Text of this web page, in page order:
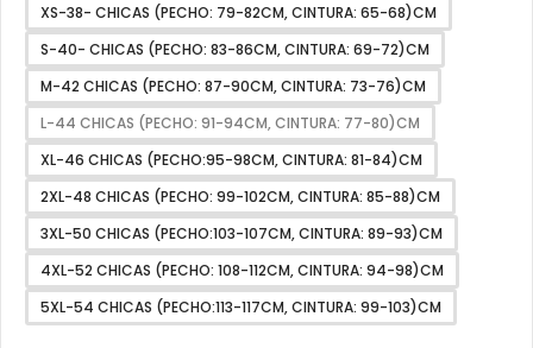
XS-38- CHICAS (PECHO: 79-82CM, CINTURA: 65-68)CM
S-40- CHICAS (PECHO: 83-86CM, CINTURA: 69-72)CM
M-42 CHICAS (PECHO: 87-90CM, CINTURA: 73-76)CM
L-44 CHICAS (PECHO: 91-94CM, CINTURA: 77-80)CM
XL-46 CHICAS (PECHO:95-98CM, CINTURA: 81-84)CM
2XL-48 CHICAS (PECHO: 99-102CM, CINTURA: 85-88)CM
3XL-50 CHICAS (PECHO:103-107CM, CINTURA: 89-93)CM
4XL-52 CHICAS (PECHO: 108-112CM, CINTURA: 94-98)CM
5XL-54 CHICAS (PECHO:113-117CM, CINTURA: 99-103)CM